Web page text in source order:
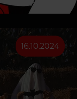
16.10.2024